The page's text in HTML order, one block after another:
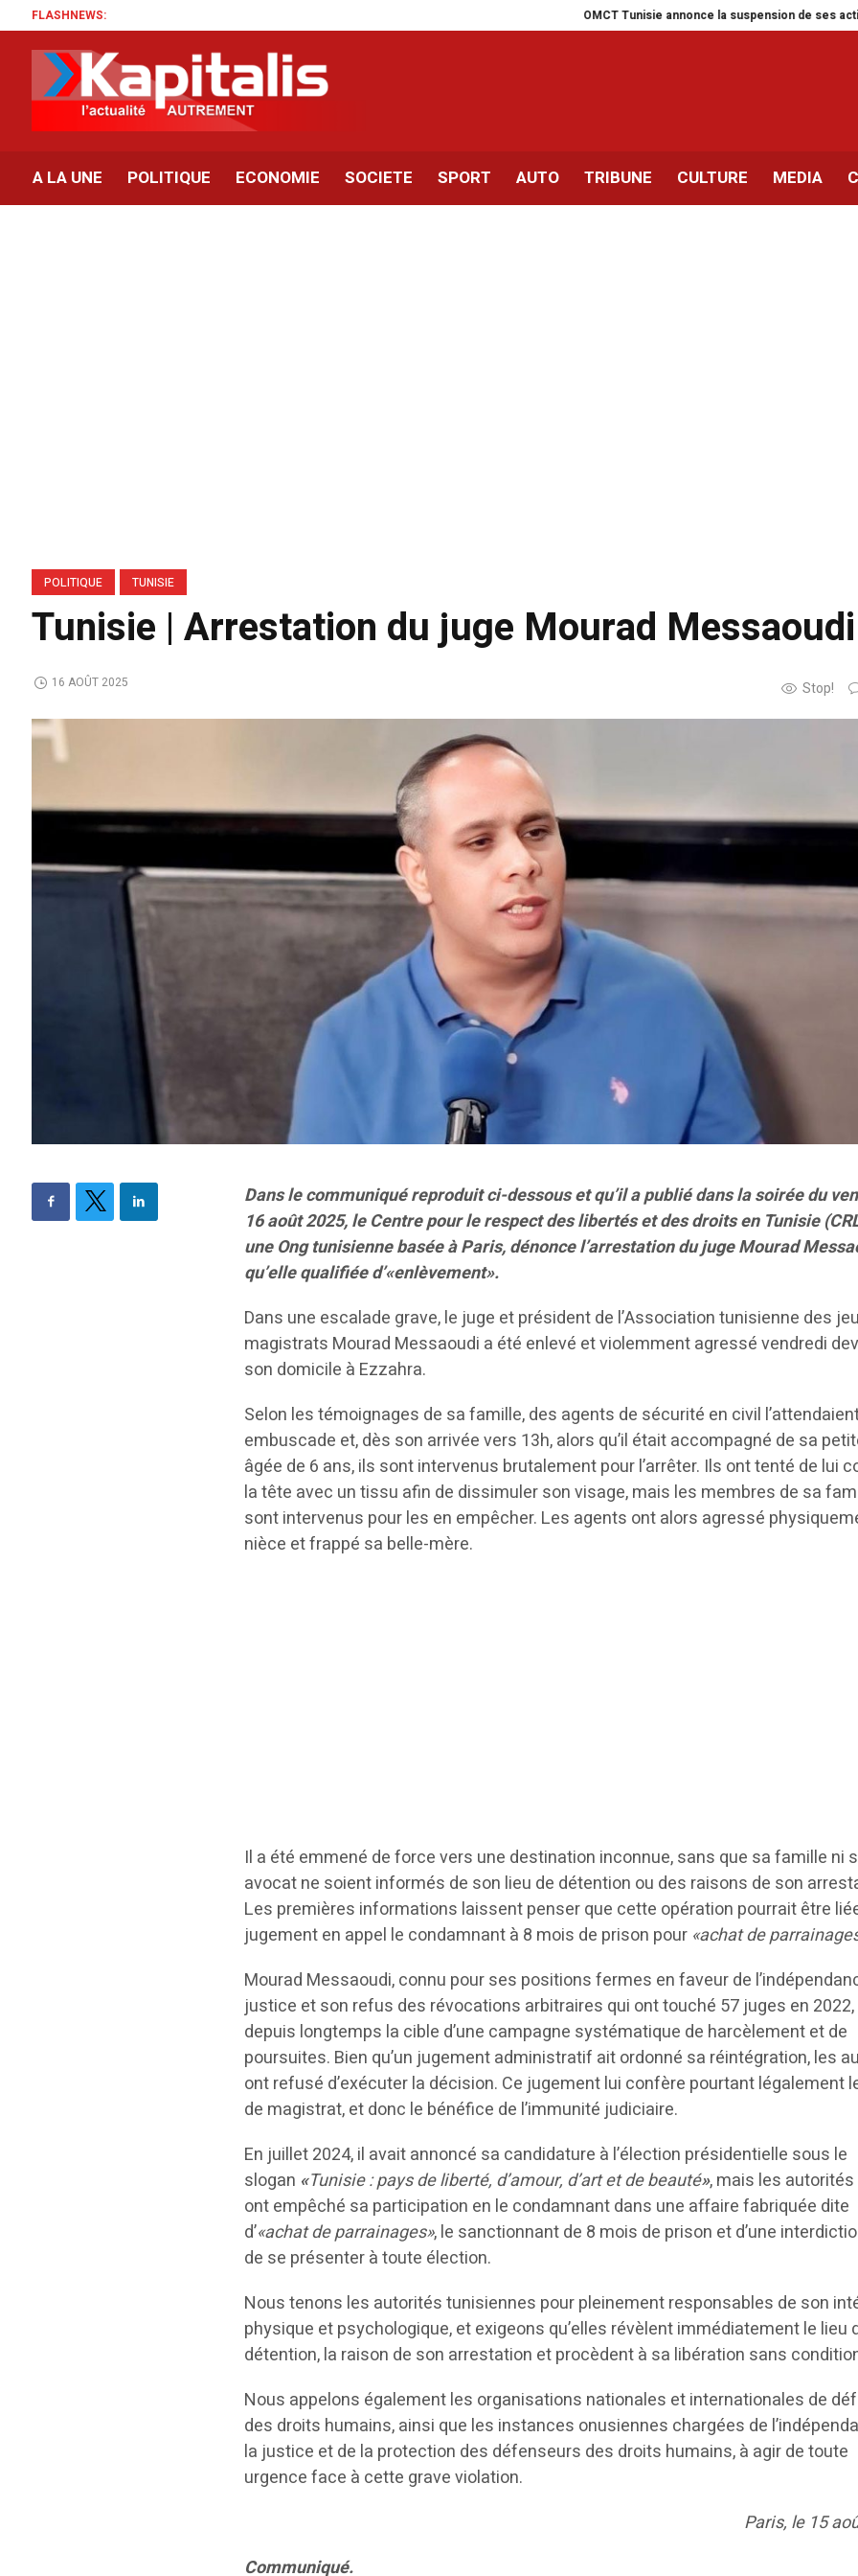
FLASHNEWS: OMCT Tunisie annonce la suspension de ses activités pour
A LA UNE POLITIQUE ECONOMIE SOCIETE SPORT AUTO TRIBUNE CULTURE MEDIA
POLITIQUE TUNISIE
Tunisie | Arrestation du juge Mourad Messaoudi
Stop!
16 AOÛT 2025
Dans le communiqué reproduit ci-dessous et qu’il a publié dans la soirée du
16 août 2025, le Centre pour le respect des libertés et des droits en Tunisie
une Ong tunisienne basée à Paris, dénonce l’arrestation du juge Mourad
qu’elle qualifiée d’«enlèvement».
Dans une escalade grave, le juge et président de l’Association tunisienne des
magistrats Mourad Messaoudi a été enlevé et violemment agressé vendredi
son domicile à Ezzahra.
Selon les témoignages de sa famille, des agents de sécurité en civil
embuscade et, dès son arrivée vers 13h, alors qu’il était accompagné de sa
âgée de 6 ans, ils sont intervenus brutalement pour l’arrêter. Ils ont tenté de lui
la tête avec un tissu afin de dissimuler son visage, mais les membres de sa
sont intervenus pour les en empêcher. Les agents ont alors agressé
nièce et frappé sa belle-mère.
Il a été emmené de force vers une destination inconnue, sans que sa famille ni
avocat ne soient informés de son lieu de détention ou des raisons de son
Les premières informations laissent penser que cette opération pourrait être
jugement en appel le condamnant à 8 mois de prison pour «achat de
Mourad Messaoudi, connu pour ses positions fermes en faveur de
justice et son refus des révocations arbitraires qui ont touché 57 juges en
depuis longtemps la cible d’une campagne systématique de harcèlement et de
poursuites. Bien qu’un jugement administratif ait ordonné sa réintégration, les
ont refusé d’exécuter la décision. Ce jugement lui confère pourtant légalement
de magistrat, et donc le bénéfice de l’immunité judiciaire.
En juillet 2024, il avait annoncé sa candidature à l’élection présidentielle sous le
slogan «Tunisie : pays de liberté, d’amour, d’art et de beauté», mais les
ont empêché sa participation en le condamnant dans une affaire fabriquée dite
d’«achat de parrainages», le sanctionnant de 8 mois de prison et d’une
de se présenter à toute élection.
Nous tenons les autorités tunisiennes pour pleinement responsables de son
physique et psychologique, et exigeons qu’elles révèlent immédiatement le lieu
détention, la raison de son arrestation et procèdent à sa libération sans
Nous appelons également les organisations nationales et internationales de
des droits humains, ainsi que les instances onusiennes chargées de
la justice et de la protection des défenseurs des droits humains, à agir de toute
urgence face à cette grave violation.
Paris, le 15
Communiqué.